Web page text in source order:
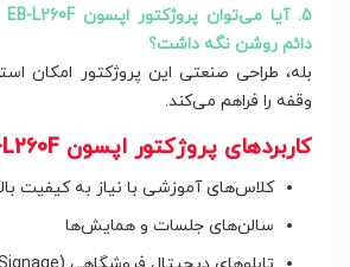
دائم روشن نگه داشت؟
بله، طراحی صنعتی این پروژکتور امکان
وقفه را فراهم می‌کند.
کاربردهای پروژکتور اپسون Epson EB-L260F
کلاس‌های آموزشی با نیاز به کیفیت
سالن‌های جلسات و همایش‌ها